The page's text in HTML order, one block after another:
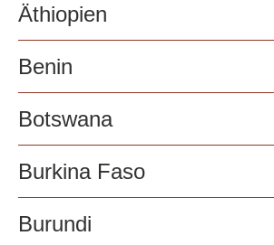
Äthiopien
Benin
Botswana
Burkina Faso
Burundi